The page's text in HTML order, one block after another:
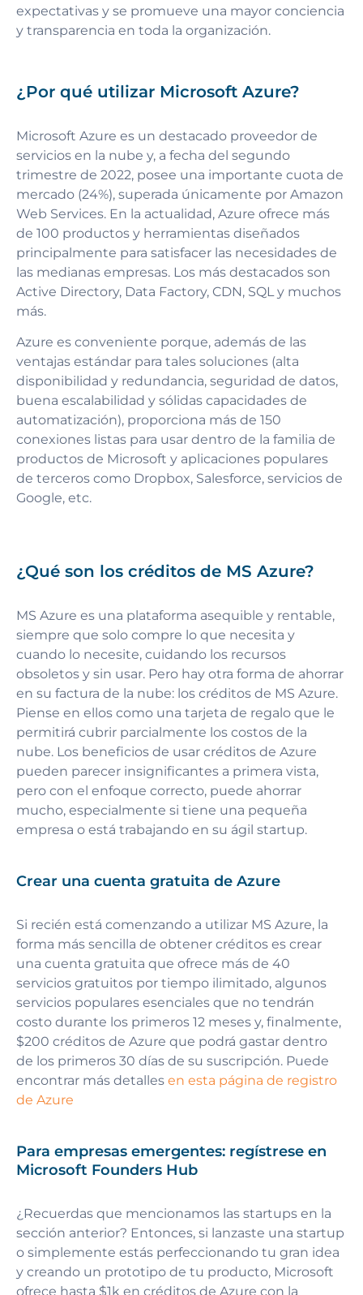
expectativas y se promueve una mayor conciencia
y transparencia en toda la organización.
¿Por qué utilizar Microsoft Azure?
Microsoft Azure es un destacado proveedor de
servicios en la nube y, a fecha del segundo
trimestre de 2022, posee una importante cuota de
mercado (24%), superada únicamente por Amazon
Web Services. En la actualidad, Azure ofrece más
de 100 productos y herramientas diseñados
principalmente para satisfacer las necesidades de
las medianas empresas. Los más destacados son
Active Directory, Data Factory, CDN, SQL y muchos
más.
Azure es conveniente porque, además de las
ventajas estándar para tales soluciones (alta
disponibilidad y redundancia, seguridad de datos,
buena escalabilidad y sólidas capacidades de
automatización), proporciona más de 150
conexiones listas para usar dentro de la familia de
productos de Microsoft y aplicaciones populares
de terceros como Dropbox, Salesforce, servicios de
Google, etc.
¿Qué son los créditos de MS Azure?
MS Azure es una plataforma asequible y rentable,
siempre que solo compre lo que necesita y
cuando lo necesite, cuidando los recursos
obsoletos y sin usar. Pero hay otra forma de ahorrar
en su factura de la nube: los créditos de MS Azure.
Piense en ellos como una tarjeta de regalo que le
permitirá cubrir parcialmente los costos de la
nube. Los beneficios de usar créditos de Azure
pueden parecer insignificantes a primera vista,
pero con el enfoque correcto, puede ahorrar
mucho, especialmente si tiene una pequeña
empresa o está trabajando en su ágil startup.
Crear una cuenta gratuita de Azure
Si recién está comenzando a utilizar MS Azure, la
forma más sencilla de obtener créditos es crear
una cuenta gratuita que ofrece más de 40
servicios gratuitos por tiempo ilimitado, algunos
servicios populares esenciales que no tendrán
costo durante los primeros 12 meses y, finalmente,
$200 créditos de Azure que podrá gastar dentro
de los primeros 30 días de su suscripción. Puede
encontrar más detalles en esta página de registro
de Azure
Para empresas emergentes: regístrese en
Microsoft Founders Hub
¿Recuerdas que mencionamos las startups en la
sección anterior? Entonces, si lanzaste una startup
o simplemente estás perfeccionando tu gran idea
y creando un prototipo de tu producto, Microsoft
ofrece hasta $1k en créditos de Azure con la